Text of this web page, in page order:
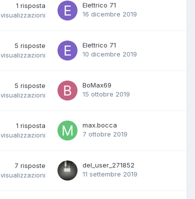
1 risposta
visualizzazioni
Elettrico 71
16 dicembre 2019
5 risposte
visualizzazioni
Elettrico 71
10 dicembre 2019
5 risposte
visualizzazioni
BoMax69
15 ottobre 2019
1 risposta
visualizzazioni
max.bocca
7 ottobre 2019
7 risposte
visualizzazioni
del_user_271852
11 settembre 2019